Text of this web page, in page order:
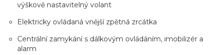
výškově nastavitelný volant
Elektricky ovládaná vnější zpětná zrcátka
Centrální zamykání s dálkovým ovládáním, imobilizér a
alarm